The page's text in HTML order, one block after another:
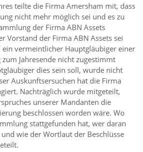
teilte die Firma Amersham mit, dass
nicht mehr möglich sei und es zu
der Firma ABN Assets
Vorstand der Firma ABN Assets sei
ein vermeintlicher Hauptgläubiger einer
Jahresende nicht zugestimmt
dies sein soll, wurde nicht
Auskunftsersuchen hat die Firma
Nachträglich wurde mitgeteilt,
unserer Mandanten die
beschlossen worden wäre. Wo
stattgefunden hat, wer daran
wie der Wortlaut der Beschlüsse